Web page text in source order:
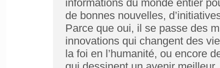
informations du monde entier
de bonnes nouvelles,
Parce que oui, il se passe des
innovations qui changent des
la foi en l’humanité, ou encore